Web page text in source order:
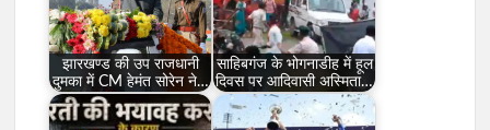
झारखण्ड की उप राजधानी
दुमका में CM हेमंत सोरेन ने…
साहिबगंज के भोगनाडीह में हूल
दिवस पर आदिवासी अस्मिता…